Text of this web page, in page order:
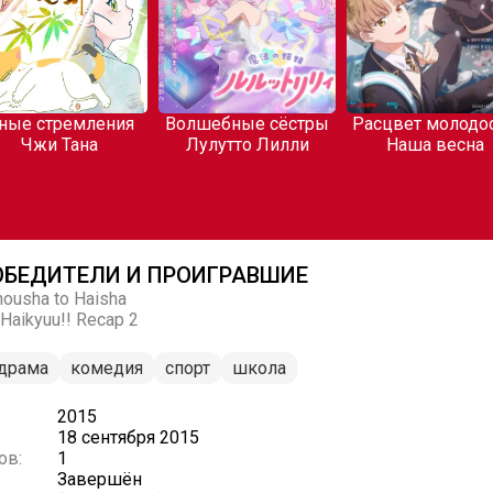
стремления
Чжи Тана
Волшебные сёстры
Лулутто Лилли
Расцвет
Наша весна
И ПРОИГРАВШИЕ
to Haisha
Recap 2
комедия спорт школа
2015
18 сентября 2015
1
Завершён